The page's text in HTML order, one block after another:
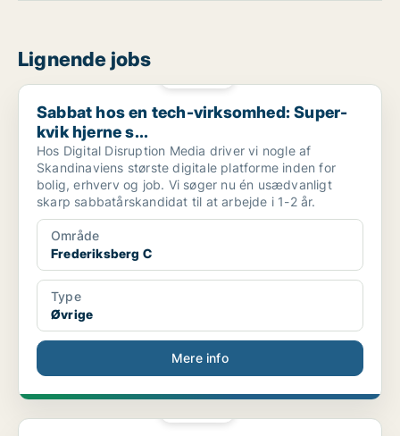
Lignende jobs
Sabbat hos en tech-virksomhed: Super-kvik hjerne s...
Sabbat hos en tech-virksomhed: Super-
kvik hjerne s...
Hos Digital Disruption Media driver vi nogle af
Skandinaviens største digitale platforme inden for
bolig, erhverv og job. Vi søger nu én usædvanligt
skarp sabbatårskandidat til at arbejde i 1-2 år.
Område
Frederiksberg C
Type
Øvrige
Mere info
1-2 tech-studerende sgs: Automatisering, AI og cra...